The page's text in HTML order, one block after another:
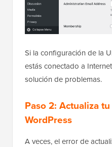
Si la configuración de la
estás conectado a
solución de problemas.
Paso 2: Actualiza
WordPress
A veces, el error de